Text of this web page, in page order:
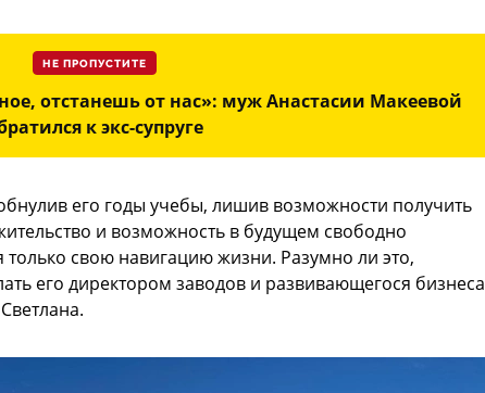
НЕ ПРОПУСТИТЕ
отстанешь от нас»: муж Анастасии Макеевой
к экс-супруге
его годы учебы, лишив возможности получить
и возможность в будущем свободно
только свою навигацию жизни. Разумно ли это,
его директором заводов и развивающегося бизнеса